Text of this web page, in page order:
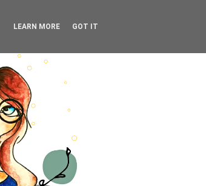
LEARN MORE GOT IT